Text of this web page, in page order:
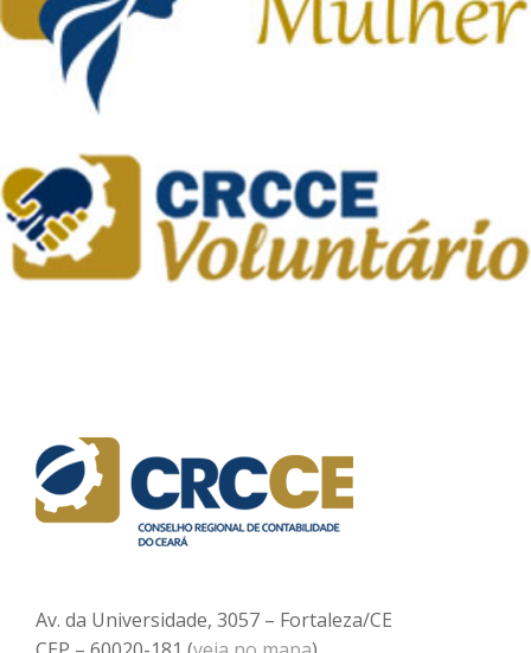
Av. da Universidade, 3057 – Fortaleza/CE